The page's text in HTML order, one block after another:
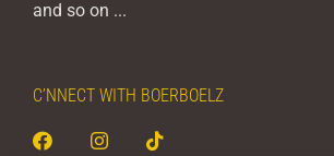
and so on ...
C’NNECT WITH BOERBOELZ